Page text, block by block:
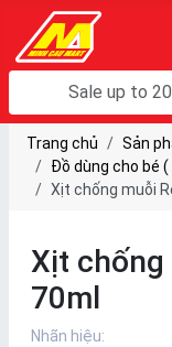
Trang chủ Sản
Đồ dùng cho bé
Xịt chống muỗi
Xịt chống
70ml
Nhãn hiệu: